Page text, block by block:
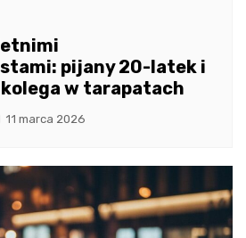
pijany 20-latek i
kolega w tarapatach
11 marca 2026